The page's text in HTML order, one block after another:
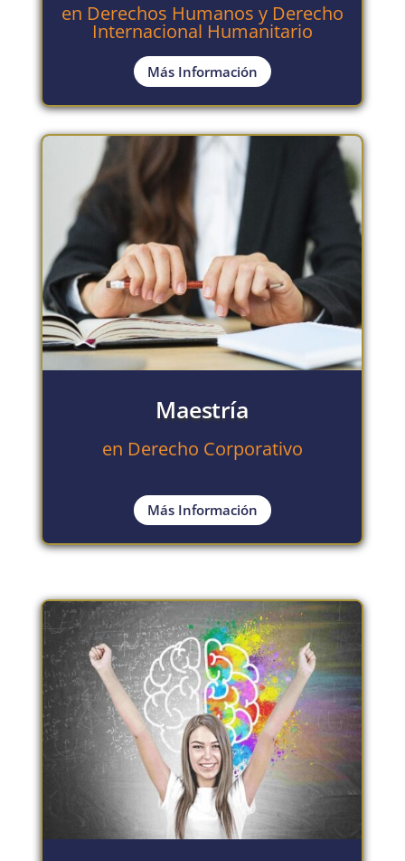
en Derechos Humanos y Derecho
Internacional Humanitario
Más Información
Maestría
en Derecho Corporativo
Más Información